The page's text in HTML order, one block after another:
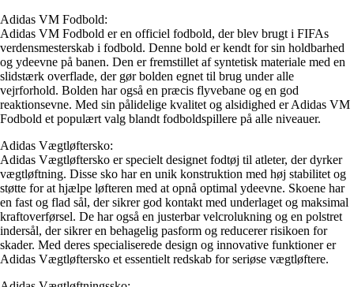
Adidas VM Fodbold:
Adidas VM Fodbold er en officiel fodbold, der blev brugt i FIFAs
verdensmesterskab i fodbold. Denne bold er kendt for sin holdbarhed
og ydeevne på banen. Den er fremstillet af syntetisk materiale med en
slidstærk overflade, der gør bolden egnet til brug under alle
vejrforhold. Bolden har også en præcis flyvebane og en god
reaktionsevne. Med sin pålidelige kvalitet og alsidighed er Adidas VM
Fodbold et populært valg blandt fodboldspillere på alle niveauer.
Adidas Vægtløftersko:
Adidas Vægtløftersko er specielt designet fodtøj til atleter, der dyrker
vægtløftning. Disse sko har en unik konstruktion med høj stabilitet og
støtte for at hjælpe løfteren med at opnå optimal ydeevne. Skoene har
en fast og flad sål, der sikrer god kontakt med underlaget og maksimal
kraftoverførsel. De har også en justerbar velcrolukning og en polstret
indersål, der sikrer en behagelig pasform og reducerer risikoen for
skader. Med deres specialiserede design og innovative funktioner er
Adidas Vægtløftersko et essentielt redskab for seriøse vægtløftere.